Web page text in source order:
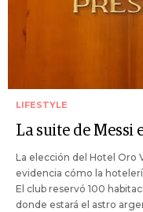
LIFESTYLE
La suite de Messi
La elección del Hotel Oro
evidencia cómo la
El club reservó 100
donde estará el astro